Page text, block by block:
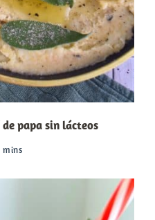
papa sin lácteos
mins